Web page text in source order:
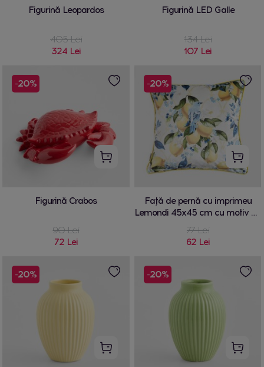
Figurină Leopardos
405 Lei
324 Lei
Figurină LED Galle
134 Lei
107 Lei
-20%
Figurină Crabos
90 Lei
72 Lei
-20%
Față de pernă cu imprimeu
Lemondi 45x45 cm cu motiv de
fructe
77 Lei
62 Lei
-20% -20%